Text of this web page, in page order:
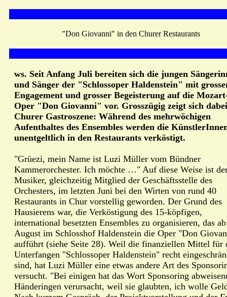
"Don Giovanni" in den Churer Restaurants
ws. Seit Anfang Juli bereiten sich die jungen
und Sänger der "Schlossoper Haldenstein" mit
Engagement und grosser Begeisterung auf die
Oper "Don Giovanni" vor. Grosszügig zeigt sich
Churer Gastroszene: Während des mehrwöchigen
Aufenthaltes des Ensembles werden die
unentgeltlich in den Restaurants verköstigt.
"Grüezi, mein Name ist Luzi Müller vom Bündner
Kammerorchester. Ich möchte …" Auf diese Weise ist
Musiker, gleichzeitig Mitglied der Geschäftsstelle des
Orchesters, im letzten Juni bei den Wirten von rund 40
Restaurants in Chur vorstellig geworden. Der Grund des
Hausierens war, die Verköstigung des 15-köpfigen,
international besetzten Ensembles zu organisieren, das
August im Schlosshof Haldenstein die Oper "Don
aufführt (siehe Seite 28). Weil die finanziellen Mittel für
Unterfangen "Schlossoper Haldenstein" recht
sind, hat Luzi Müller eine etwas andere Art des
versucht. "Bei einigen hat das Wort Sponsoring
Händeringen verursacht, weil sie glaubten, ich wolle